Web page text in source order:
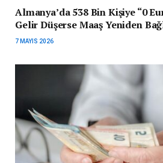
Almanya’da 538 Bin Kişiye “0
Gelir Düşerse Maaş Yeniden
7 MAYIS 2026